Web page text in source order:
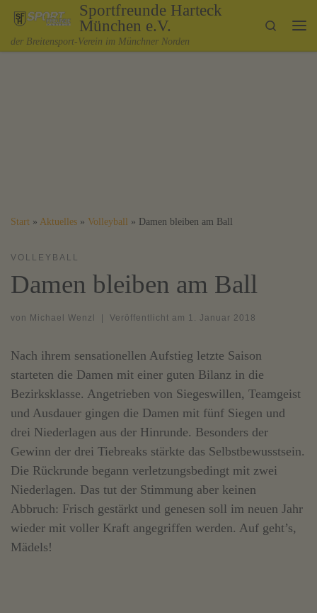
Zum Inhalt springenSportfreunde Harteck
München e.V.
der Breitensport-Verein im Münchner Norden
Search
Start » Aktuelles » Volleyball » Damen bleiben am Ball
VOLLEYBALL
Damen bleiben am Ball
von Michael Wenzl Veröffentlicht am 1. Januar 2018
Nach ihrem sensationellen Aufstieg letzte Saison
starteten die Damen mit einer guten Bilanz in die
Bezirksklasse. Angetrieben von Siegeswillen, Teamgeist
und Ausdauer gingen die Damen mit fünf Siegen und
drei Niederlagen aus der Hinrunde. Besonders der
Gewinn der drei Tiebreaks stärkte das Selbstbewusstsein.
Die Rückrunde begann verletzungsbedingt mit zwei
Niederlagen. Das tut der Stimmung aber keinen
Abbruch: Frisch gestärkt und genesen soll im neuen Jahr
wieder mit voller Kraft angegriffen werden. Auf geht’s,
Mädels!